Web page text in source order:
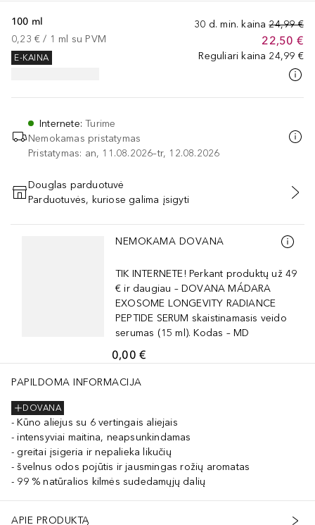
30 d. min. kaina 24,99 €
22,50 €
Reguliari kaina 24,99 €
100 ml
0,23 € / 1 ml su PVM
E-KAINA
Internete:Turime
Nemokamas pristatymas
Pristatymas: an, 11.08.2026–tr, 12.08.2026
PRIDĖTI Į KREPŠELĮ
Douglas parduotuvė
Parduotuvės, kuriose galima įsigyti
Praleisti slankiklį
NEMOKAMA DOVANA
TIK INTERNETE! Perkant produktų už 49
€ ir daugiau – DOVANA MÁDARA
EXOSOME LONGEVITY RADIANCE
PEPTIDE SERUM skaistinamasis veido
serumas (15 ml). Kodas – MD
0,00 €
PAPILDOMA INFORMACIJA
DOVANA
Kūno aliejus su 6 vertingais aliejais
intensyviai maitina, neapsunkindamas
greitai įsigeria ir nepalieka likučių
švelnus odos pojūtis ir jausmingas rožių aromatas
99 % natūralios kilmės sudedamųjų dalių
APIE PRODUKTĄ